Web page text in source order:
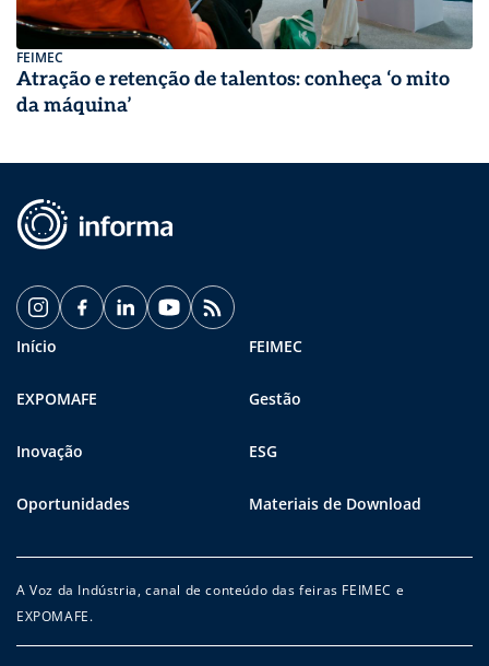
FEIMEC
Atração e retenção de talentos: conheça ‘o mito
da máquina’
Início FEIMEC
EXPOMAFE Gestão
Inovação ESG
Oportunidades Materiais de Download
A Voz da Indústria, canal de conteúdo das feiras FEIMEC e
EXPOMAFE.